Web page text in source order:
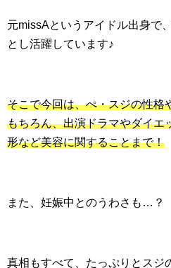
元missAというアイドル出身で
とし活躍しています♪
そこで今回は、ぺ・スジの性格
もちろん、出演ドラマやダイエ
形など美容に関することまで！
また、妊娠中とのうわさも…？
真相もすべて、たっぷりとスジ